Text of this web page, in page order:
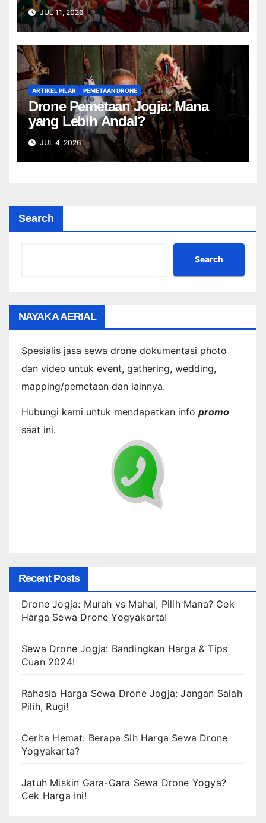
JUL 11, 2026
ARTIKEL PILAR PEMETAAN DRONE
Drone Pemetaan Jogja: Mana
yang Lebih Andal?
JUL 4, 2026
Search
Search
NAYAKA AERIAL
Spesialis jasa sewa drone dokumentasi photo
dan video untuk event, gathering, wedding,
mapping/pemetaan dan lainnya.
Hubungi kami untuk mendapatkan info promo
saat ini.
Recent Posts
Drone Jogja: Murah vs Mahal, Pilih Mana? Cek
Harga Sewa Drone Yogyakarta!
Sewa Drone Jogja: Bandingkan Harga & Tips
Cuan 2024!
Rahasia Harga Sewa Drone Jogja: Jangan Salah
Pilih, Rugi!
Cerita Hemat: Berapa Sih Harga Sewa Drone
Yogyakarta?
Jatuh Miskin Gara-Gara Sewa Drone Yogya?
Cek Harga Ini!